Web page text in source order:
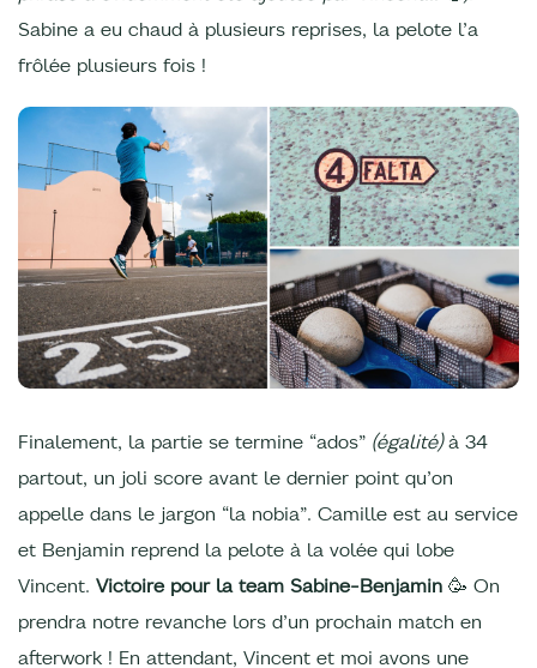
Sabine a eu chaud à plusieurs reprises, la pelote l’a
frôlée plusieurs fois !
Finalement, la partie se termine “ados” (égalité)à 34
partout, un joli score avant le dernier point qu’on
appelle dans le jargon “la nobia”. Camille est au service
et Benjamin reprend la pelote à la volée qui lobe
Vincent. Victoire pour la team Sabine-Benjamin 🥳 On
prendra notre revanche lors d’un prochain match en
afterwork ! En attendant, Vincent et moi avons une